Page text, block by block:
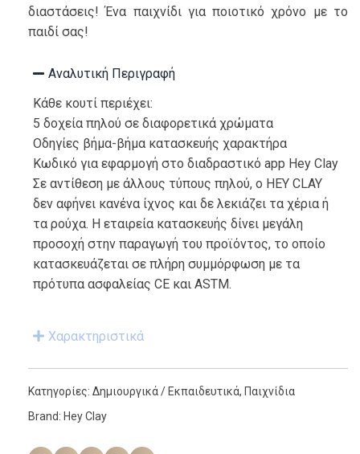
διαστάσεις! Ένα παιχνίδι για ποιοτικό χρόνο με το
παιδί σας!
Αναλυτική Περιγραφή
Κάθε κουτί περιέχει:
5 δοχεία πηλού σε διαφορετικά χρώματα
Οδηγίες βήμα-βήμα κατασκευής χαρακτήρα
Κωδικό για εφαρμογή στο διαδραστικό app Hey Clay
Σε αντίθεση με άλλους τύπους πηλού, ο HEY CLAY
δεν αφήνει κανένα ίχνος και δε λεκιάζει τα χέρια ή
τα ρούχα. Η εταιρεία κατασκευής δίνει μεγάλη
προσοχή στην παραγωγή του προϊόντος, το οποίο
κατασκευάζεται σε πλήρη συμμόρφωση με τα
πρότυπα ασφαλείας CE και ASTM.
Χαρακτηριστικά
Κατηγορίες: Δημιουργικά / Εκπαιδευτικά, Παιχνίδια
Brand: Hey Clay